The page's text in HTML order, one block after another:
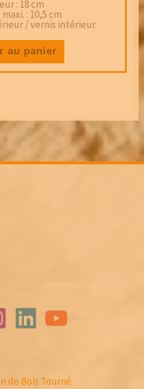
: 18 cm
: 10,5 cm
/ vernis intérieur
au panier
de Bois Tourné